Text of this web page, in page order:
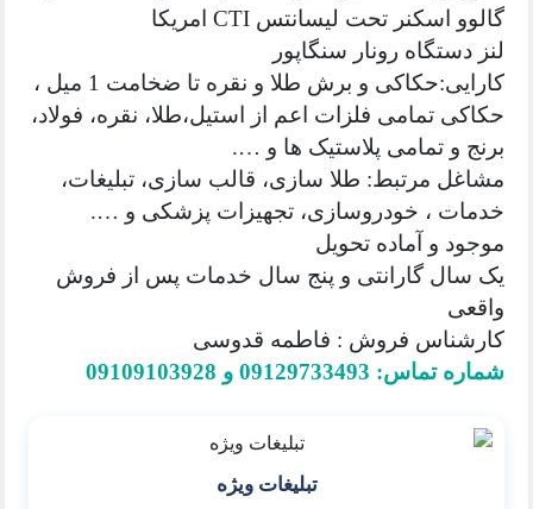
گالوو اسکنر تحت لیسانتس CTI امریکا
لنز دستگاه رونار سنگاپور
کارایی:حکاکی و برش طلا و نقره تا ضخامت 1 میل ،
حکاکی تمامی فلزات اعم از استیل،طلا، نقره، فولاد،
برنج و تمامی پلاستیک ها و ….
مشاغل مرتبط: طلا سازی، قالب سازی، تبلیغات،
خدمات ، خودروسازی، تجهیزات پزشکی و ….
موجود و آماده تحویل
یک سال گارانتی و پنج سال خدمات پس از فروش
واقعی
کارشناس فروش : فاطمه قدوسی
شماره تماس: 09129733493 و 09109103928
تبلیغات ویژه